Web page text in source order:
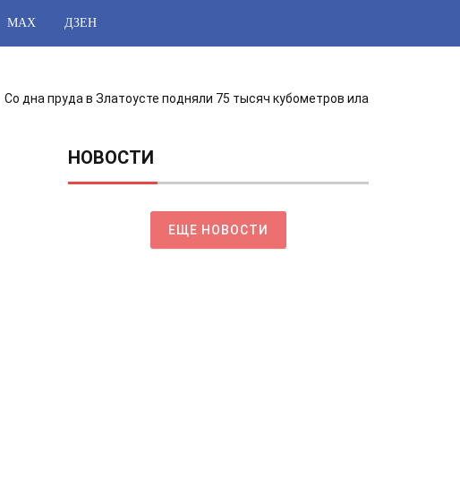
МАХ ДЗЕН
Со дна пруда в Златоусте подняли 75 тысяч кубометров ила
НОВОСТИ
ЕЩЕ НОВОСТИ